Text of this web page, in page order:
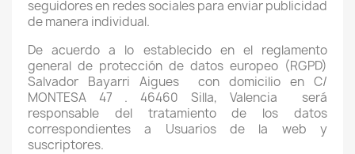
seguidores en redes sociales para enviar publicidad
de manera individual.
De acuerdo a lo establecido en el reglamento
general de protección de datos europeo (RGPD)
Salvador Bayarri Aigues
con domicilio en C/
MONTESA 47 . 46460 Silla, Valencia
será
responsable del tratamiento de los datos
correspondientes a Usuarios de la web y
suscriptores.